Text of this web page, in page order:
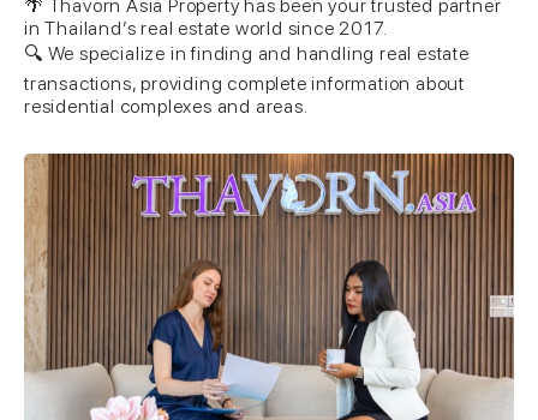
🌴 Thavorn Asia Property has been your trusted partner
in Thailand’s real estate world since 2017.
🔍 We specialize in finding and handling real estate
transactions, providing complete information about
residential complexes and areas.